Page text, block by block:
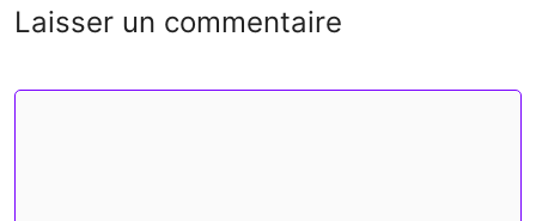
k
s
r
Laisser un commentaire